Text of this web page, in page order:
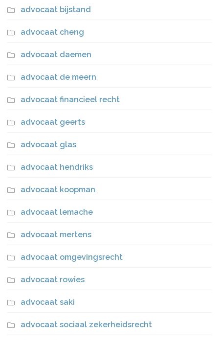
advocaat bijstand
advocaat cheng
advocaat daemen
advocaat de meern
advocaat financieel recht
advocaat geerts
advocaat glas
advocaat hendriks
advocaat koopman
advocaat lemache
advocaat mertens
advocaat omgevingsrecht
advocaat rowies
advocaat saki
advocaat sociaal zekerheidsrecht